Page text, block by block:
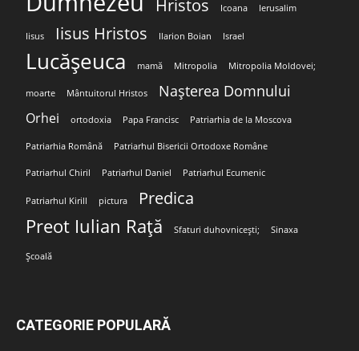
Hristos Icoana Ierusalim
Iisus Iisus Hristos Ilarion Boian Israel
Lucășeuca mamă Mitropolia Mitropolia Moldovei;
moarte Mântuitorul Hristos Nașterea Domnului
Orhei ortodoxia Papa Francisc Patriarhia de la Moscova
Patriarhia Română Patriarhul Bisericii Ortodoxe Române
Patriarhul Chiril Patriarhul Daniel Patriarhul Ecumenic
Patriarhul Kirill pictura Predica
Preot Iulian Rață Sfaturi duhovnicești; Sinaxa
Școală
CATEGORIE POPULARĂ